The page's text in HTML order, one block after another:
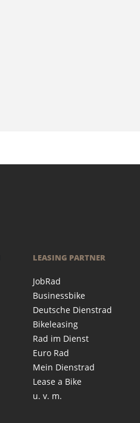
LEASING PARTNER
JobRad
Businessbike
Deutsche Dienstrad
Bikeleasing
Rad im Dienst
Euro Rad
Mein Dienstrad
Lease a Bike
u. v. m.